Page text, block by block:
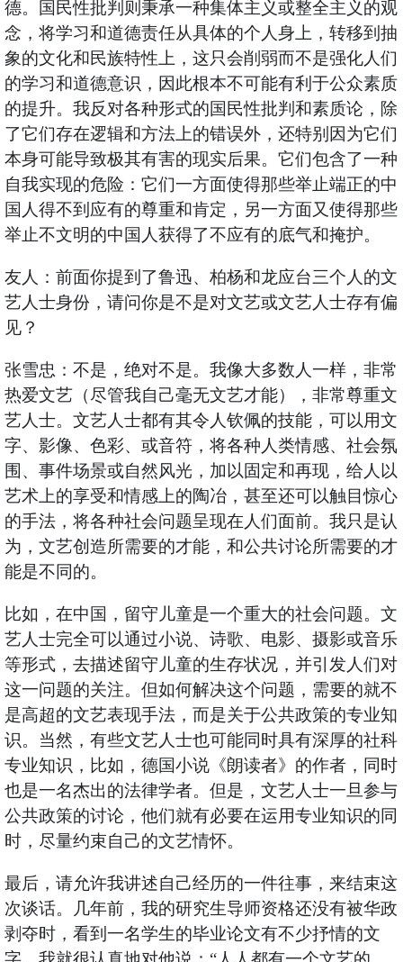
德。国民性批判则秉承一种集体主义或整全主义的观
念，将学习和道德责任从具体的个人身上，转移到抽
象的文化和民族特性上，这只会削弱而不是强化人们
的学习和道德意识，因此根本不可能有利于公众素质
的提升。我反对各种形式的国民性批判和素质论，除
了它们存在逻辑和方法上的错误外，还特别因为它们
本身可能导致极其有害的现实后果。它们包含了一种
自我实现的危险：它们一方面使得那些举止端正的中
国人得不到应有的尊重和肯定，另一方面又使得那些
举止不文明的中国人获得了不应有的底气和掩护。
友人：前面你提到了鲁迅、柏杨和龙应台三个人的文
艺人士身份，请问你是不是对文艺或文艺人士存有偏
见？
张雪忠：不是，绝对不是。我像大多数人一样，非常
热爱文艺（尽管我自己毫无文艺才能），非常尊重文
艺人士。文艺人士都有其令人钦佩的技能，可以用文
字、影像、色彩、或音符，将各种人类情感、社会氛
围、事件场景或自然风光，加以固定和再现，给人以
艺术上的享受和情感上的陶冶，甚至还可以触目惊心
的手法，将各种社会问题呈现在人们面前。我只是认
为，文艺创造所需要的才能，和公共讨论所需要的才
能是不同的。
比如，在中国，留守儿童是一个重大的社会问题。文
艺人士完全可以通过小说、诗歌、电影、摄影或音乐
等形式，去描述留守儿童的生存状况，并引发人们对
这一问题的关注。但如何解决这个问题，需要的就不
是高超的文艺表现手法，而是关于公共政策的专业知
识。当然，有些文艺人士也可能同时具有深厚的社科
专业知识，比如，德国小说《朗读者》的作者，同时
也是一名杰出的法律学者。但是，文艺人士一旦参与
公共政策的讨论，他们就有必要在运用专业知识的同
时，尽量约束自己的文艺情怀。
最后，请允许我讲述自己经历的一件往事，来结束这
次谈话。几年前，我的研究生导师资格还没有被华政
剥夺时，看到一名学生的毕业论文有不少抒情的文